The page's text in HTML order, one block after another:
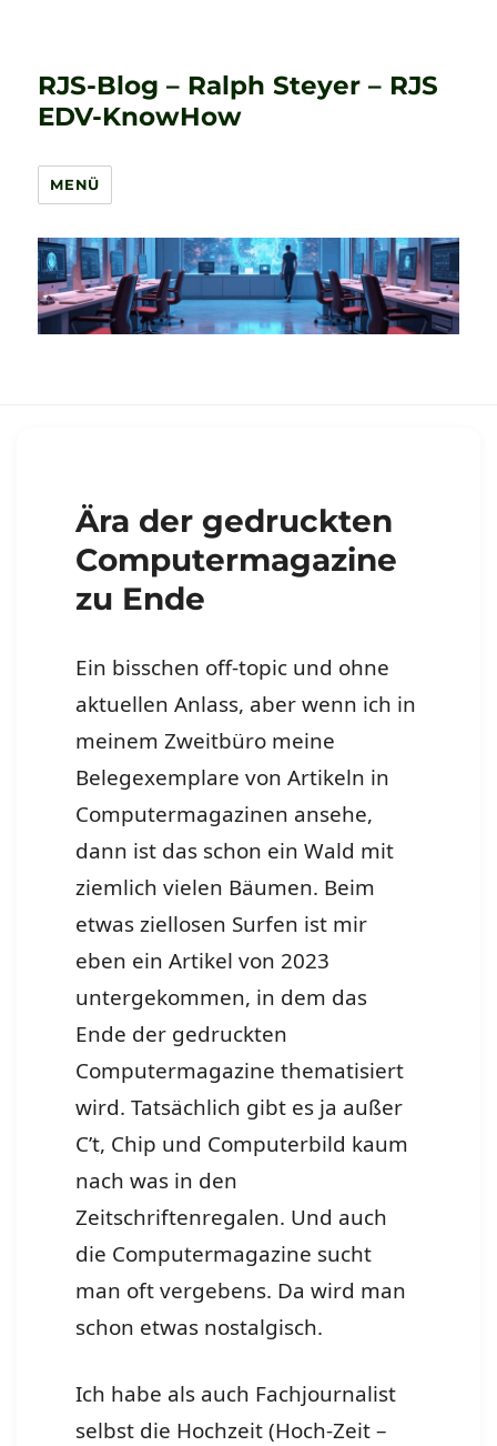
RJS-Blog – Ralph Steyer – RJS
EDV-KnowHow
MENÜ
Ära der gedruckten
Computermagazine
zu Ende
Ein bisschen off-topic und ohne
aktuellen Anlass, aber wenn ich in
meinem Zweitbüro meine
Belegexemplare von Artikeln in
Computermagazinen ansehe,
dann ist das schon ein Wald mit
ziemlich vielen Bäumen. Beim
etwas ziellosen Surfen ist mir
eben ein Artikel von 2023
untergekommen, in dem das
Ende der gedruckten
Computermagazine thematisiert
wird.Tatsächlich gibt es ja außer
C’t, Chip und Computerbild kaum
nach was in den
Zeitschriftenregalen. Und auch
die Computermagazine sucht
man oft vergebens. Da wird man
schon etwas nostalgisch.
Ich habe als auch Fachjournalist
selbst die Hochzeit (Hoch-Zeit –